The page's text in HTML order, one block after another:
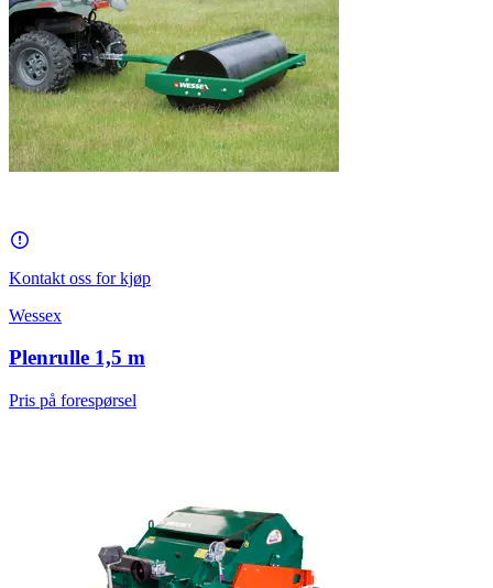
Kontakt oss for kjøp
Wessex
Plenrulle 1,5 m
Pris på forespørsel